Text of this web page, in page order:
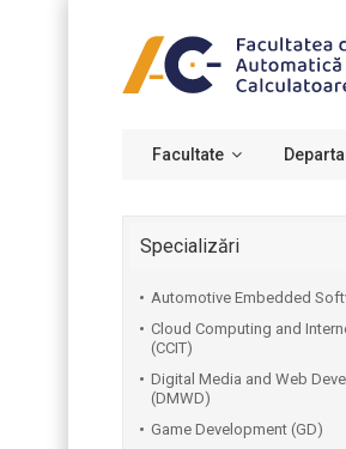
Facultate
Specializări
Automotive Embedded
Cloud Computing and
(CCIT)
Digital Media and Web
(DMWD)
Game Development (GD)